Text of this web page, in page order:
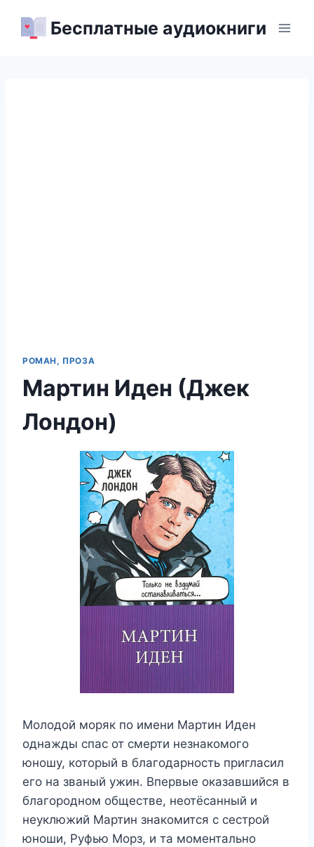
Бесплатные аудиокниги
РОМАН, ПРОЗА
Мартин Иден (Джек
Лондон)
Молодой моряк по имени Мартин Иден
однажды спас от смерти незнакомого
юношу, который в благодарность пригласил
его на званый ужин. Впервые оказавшийся в
благородном обществе, неотёсанный и
неуклюжий Мартин знакомится с сестрой
юноши, Руфью Морз, и та моментально